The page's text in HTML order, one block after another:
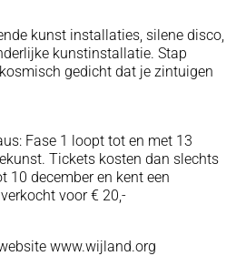
kunst installaties, silene disco,
kunstinstallatie. Stap
gedicht dat je zintuigen
Fase 1 loopt tot en met 13
Tickets kosten dan slechts
10 december en kent een
voor € 20,-
www.wijland.org